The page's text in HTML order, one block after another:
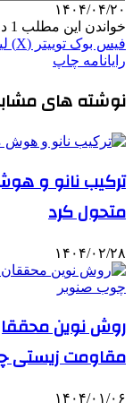
۱۴۰۴/۰۴/۲۰
خواندن این مطلب 1 دقیقه زمان میبرد
فیس بوک توییتر (X)
رایانامه چاپ
نوشته های
ترکیب نانو و
متحول کرد
۱۴۰۴/۰۲/۲۸
روش نوین
مقاومت زیستی
۱۴۰۴/۰۱/۰۶